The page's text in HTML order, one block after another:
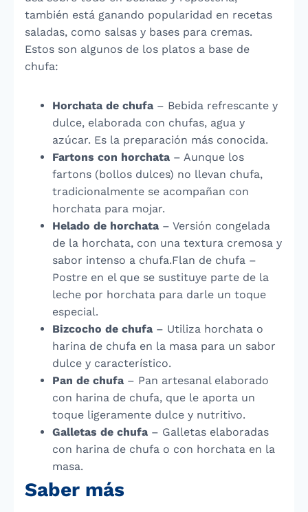
también está ganando popularidad en recetas
saladas, como salsas y bases para cremas.
Estos son algunos de los platos a base de
chufa:
Horchata de chufa – Bebida refrescante y
dulce, elaborada con chufas, agua y
azúcar. Es la preparación más conocida.
Fartons con horchata – Aunque los
fartons (bollos dulces) no llevan chufa,
tradicionalmente se acompañan con
horchata para mojar.
Helado de horchata – Versión congelada
de la horchata, con una textura cremosa y
sabor intenso a chufa.Flan de chufa –
Postre en el que se sustituye parte de la
leche por horchata para darle un toque
especial.
Bizcocho de chufa – Utiliza horchata o
harina de chufa en la masa para un sabor
dulce y característico.
Pan de chufa – Pan artesanal elaborado
con harina de chufa, que le aporta un
toque ligeramente dulce y nutritivo.
Galletas de chufa – Galletas elaboradas
con harina de chufa o con horchata en la
masa.
Saber más